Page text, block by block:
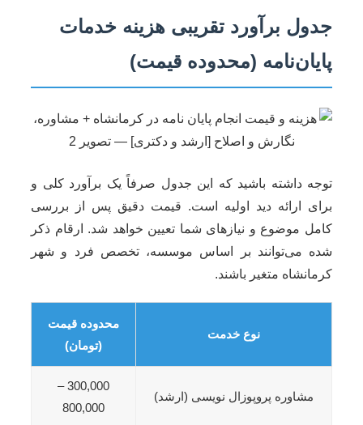
جدول برآورد تقریبی هزینه خدمات
پایان‌نامه (محدوده قیمت)
توجه داشته باشید که این جدول صرفاً یک برآورد کلی و
برای ارائه دید اولیه است. قیمت دقیق پس از بررسی
کامل موضوع و نیازهای شما تعیین خواهد شد. ارقام ذکر
شده می‌توانند بر اساس موسسه، تخصص فرد و شهر
کرمانشاه متغیر باشند.
نوع خدمت
محدوده قیمت
(تومان)
مشاوره پروپوزال نویسی (ارشد)
300,000 –
800,000